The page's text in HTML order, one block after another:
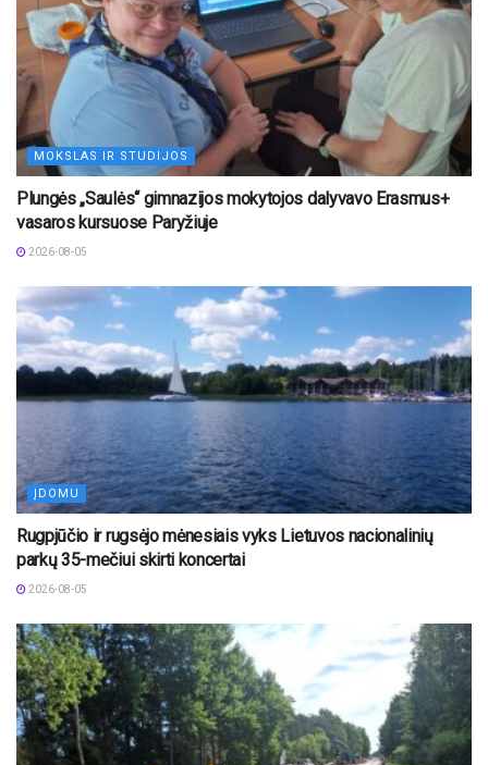
MOKSLAS IR STUDIJOS
Plungės „Saulės“ gimnazijos mokytojos dalyvavo Erasmus+
vasaros kursuose Paryžiuje
2026-08-05
ĮDOMU
Rugpjūčio ir rugsėjo mėnesiais vyks Lietuvos nacionalinių
parkų 35-mečiui skirti koncertai
2026-08-05